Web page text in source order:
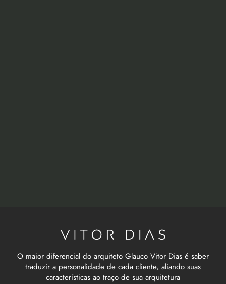
O maior diferencial do arquiteto Glauco Vitor Dias é saber
traduzir a personalidade de cada cliente, aliando suas
características ao traço de sua arquitetura